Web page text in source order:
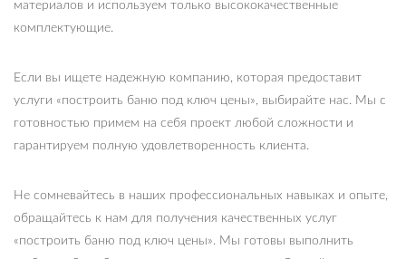
материалов и используем только высококачественные
комплектующие.
Если вы ищете надежную компанию, которая предоставит
услуги «построить баню под ключ цены», выбирайте нас. Мы с
готовностью примем на себя проект любой сложности и
гарантируем полную удовлетворенность клиента.
Не сомневайтесь в наших профессиональных навыках и опыте,
обращайтесь к нам для получения качественных услуг
«построить баню под ключ цены». Мы готовы выполнить